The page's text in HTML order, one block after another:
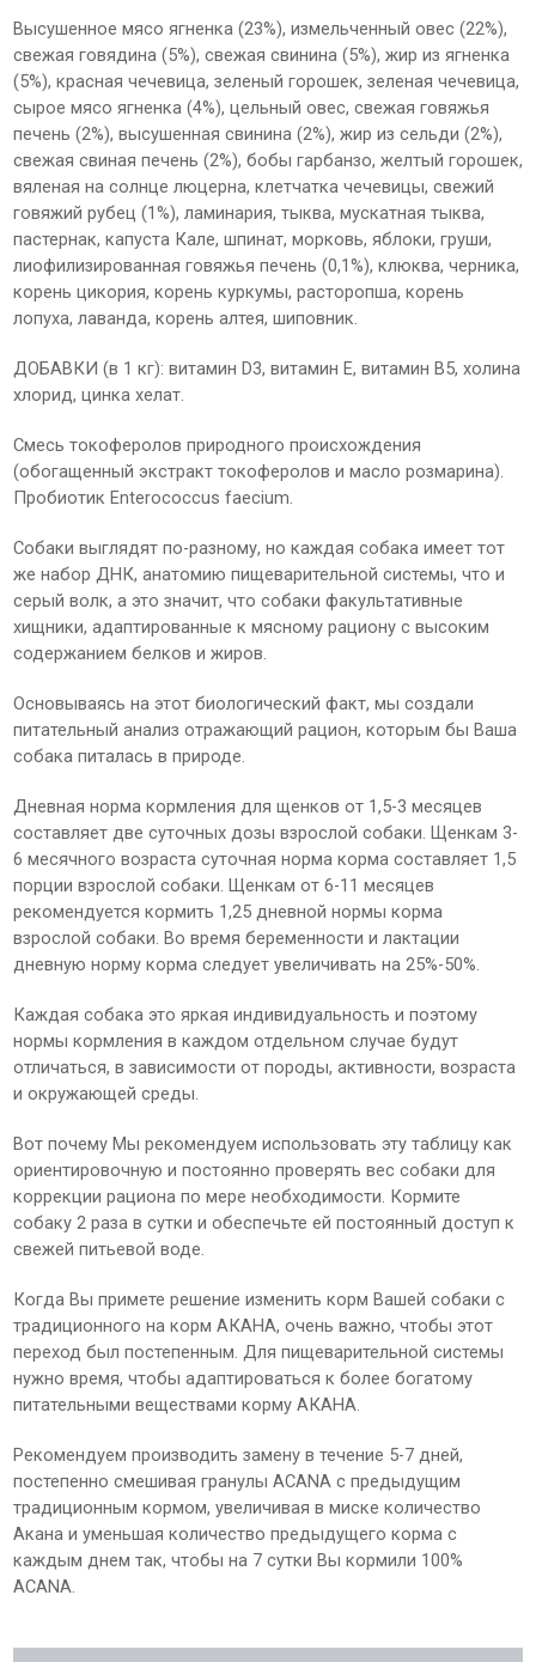
Высушенное мясо ягненка (23%), измельченный овес (22%),
свежая говядина (5%), свежая свинина (5%), жир из ягненка
(5%), красная чечевица, зеленый горошек, зеленая чечевица,
сырое мясо ягненка (4%), цельный овес, свежая говяжья
печень (2%), высушенная свинина (2%), жир из сельди (2%),
свежая свиная печень (2%), бобы гарбанзо, желтый горошек,
вяленая на солнце люцерна, клетчатка чечевицы, свежий
говяжий рубец (1%), ламинария, тыква, мускатная тыква,
пастернак, капуста Кале, шпинат, морковь, яблоки, груши,
лиофилизированная говяжья печень (0,1%), клюква, черника,
корень цикория, корень куркумы, расторопша, корень
лопуха, лаванда, корень алтея, шиповник.
ДОБАВКИ (в 1 кг): витамин D3, витамин E, витамин B5, холина
хлорид, цинка хелат.
Смесь токоферолов природного происхождения
(обогащенный экстракт токоферолов и масло розмарина).
Пробиотик Enterococcus faecium.
Собаки выглядят по-разному, но каждая собака имеет тот
же набор ДНК, анатомию пищеварительной системы, что и
серый волк, а это значит, что собаки факультативные
хищники, адаптированные к мясному рациону с высоким
содержанием белков и жиров.
Основываясь на этот биологический факт, мы создали
питательный анализ отражающий рацион, которым бы Ваша
собака питалась в природе.
Дневная норма кормления для щенков от 1,5-3 месяцев
составляет две суточных дозы взрослой собаки. Щенкам 3-
6 месячного возраста суточная норма корма составляет 1,5
порции взрослой собаки. Щенкам от 6-11 месяцев
рекомендуется кормить 1,25 дневной нормы корма
взрослой собаки. Во время беременности и лактации
дневную норму корма следует увеличивать на 25%-50%.
Каждая собака это яркая индивидуальность и поэтому
нормы кормления в каждом отдельном случае будут
отличаться, в зависимости от породы, активности, возраста
и окружающей среды.
Вот почему Мы рекомендуем использовать эту таблицу как
ориентировочную и постоянно проверять вес собаки для
коррекции рациона по мере необходимости. Кормите
собаку 2 раза в сутки и обеспечьте ей постоянный доступ к
свежей питьевой воде.
Когда Вы примете решение изменить корм Вашей собаки с
традиционного на корм АКАНА, очень важно, чтобы этот
переход был постепенным. Для пищеварительной системы
нужно время, чтобы адаптироваться к более богатому
питательными веществами корму АКАНА.
Рекомендуем производить замену в течение 5-7 дней,
постепенно смешивая гранулы ACANA с предыдущим
традиционным кормом, увеличивая в миске количество
Акана и уменьшая количество предыдущего корма с
каждым днем так, чтобы на 7 сутки Вы кормили 100%
ACANA.